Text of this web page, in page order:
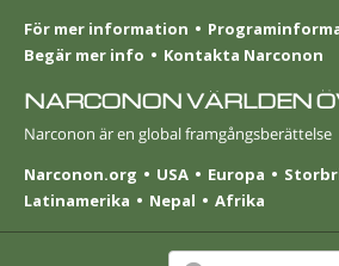
För mer information
Begär mer info
Kontakta Narconon
NARCONON VÄRLDEN
Narconon är en global framgångsberättelse
Narconon.org
USA Europa
Latinamerika
Nepal Afrika